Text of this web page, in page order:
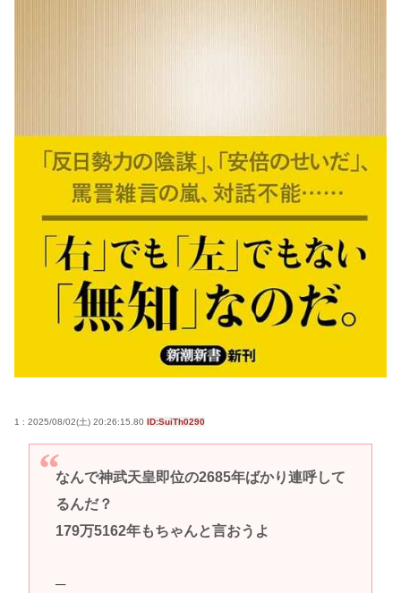
1 : 2025/08/02(土) 20:26:15.80 ID:SuiTh0290
なんで神武天皇即位の2685年ばかり連呼して
るんだ？
179万5162年もちゃんと言おうよ
─